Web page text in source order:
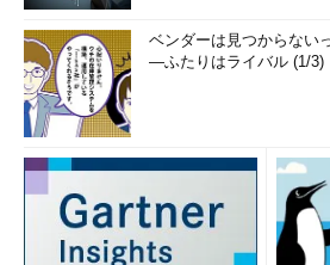
ベンダーは見つからない
―ふたりはライバル (1/3)